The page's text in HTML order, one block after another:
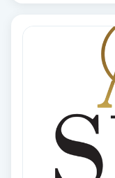
Kosmetisk tatuering
Kroppsinpackning
Kroppspeeling